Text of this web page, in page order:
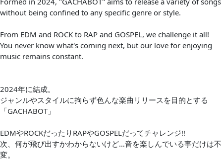
without being confined to any specific genre or style.
From EDM and ROCK to RAP and GOSPEL, we challenge it all!
You never know what's coming next, but our love for enjoying
music remains constant.
2024年に結成。
ジャンルやスタイルに拘らず色んな楽曲リリースを目的とする
「GACHABOT」
EDMやROCKだったりRAPやGOSPELだってチャレンジ!!
次、何が飛び出すかわからないけど…音を楽しんでいる事だけは不
変。